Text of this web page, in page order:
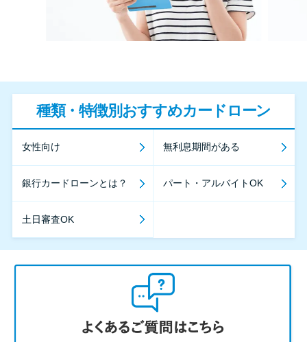
種類・特徴別おすすめカードローン
女性向け 無利息期間がある
銀行カードローンとは？ パート・アルバイトOK
土日審査OK